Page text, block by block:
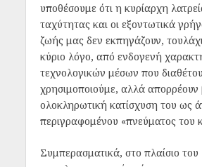
υποθέσουμε ότι η κυρίαρχη
ταχύτητας και οι εξοντωτικά
ζωής μας δεν εκπηγάζουν,
κύριο λόγο, από ενδογενή
τεχνολογικών μέσων που
χρησιμοποιούμε, αλλά
ολοκληρωτική κατίσχυση του ως
περιγραφομένου «πνεύματος του
Συμπερασματικά, στο πλαίσιο του